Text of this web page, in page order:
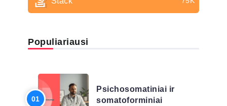
Populiariausi
Psichosomatiniai ir
somatoforminiai